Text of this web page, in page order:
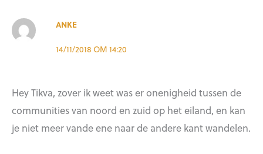
ANKE
14/11/2018 OM 14:20
Hey Tikva, zover ik weet was er onenigheid tussen de
communities van noord en zuid op het eiland, en kan
je niet meer vande ene naar de andere kant wandelen.